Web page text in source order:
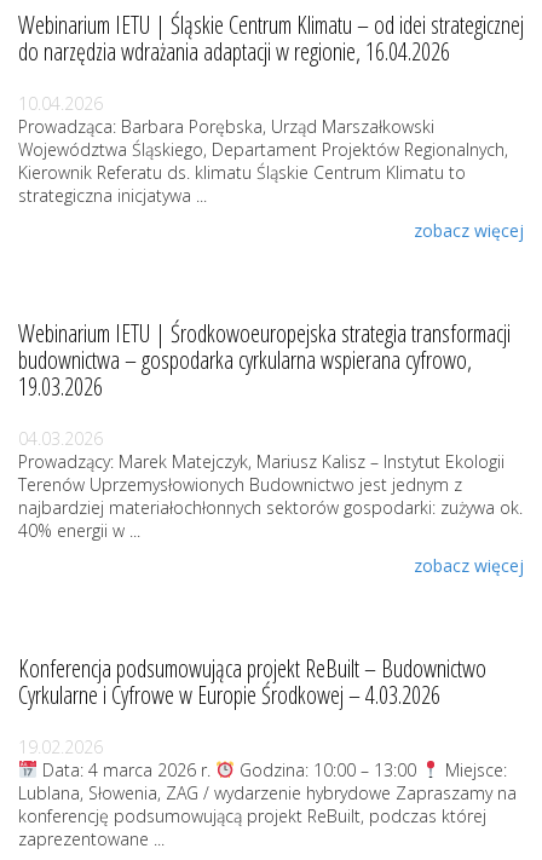
Webinarium IETU | Śląskie Centrum Klimatu – od idei strategicznej
do narzędzia wdrażania adaptacji w regionie, 16.04.2026
10.04.2026
Prowadząca: Barbara Porębska, Urząd Marszałkowski
Województwa Śląskiego, Departament Projektów Regionalnych,
Kierownik Referatu ds. klimatu Śląskie Centrum Klimatu to
strategiczna inicjatywa ...
zobacz więcej
Webinarium IETU | Środkowoeuropejska strategia transformacji
budownictwa – gospodarka cyrkularna wspierana cyfrowo,
19.03.2026
04.03.2026
Prowadzący: Marek Matejczyk, Mariusz Kalisz – Instytut Ekologii
Terenów Uprzemysłowionych Budownictwo jest jednym z
najbardziej materiałochłonnych sektorów gospodarki: zużywa ok.
40% energii w ...
zobacz więcej
Konferencja podsumowująca projekt ReBuilt – Budownictwo
Cyrkularne i Cyfrowe w Europie Środkowej – 4.03.2026
19.02.2026
Data: 4 marca 2026 r.
Godzina: 10:00 – 13:00
Miejsce:
Lublana, Słowenia, ZAG / wydarzenie hybrydowe Zapraszamy na
konferencję podsumowującą projekt ReBuilt, podczas której
zaprezentowane ...